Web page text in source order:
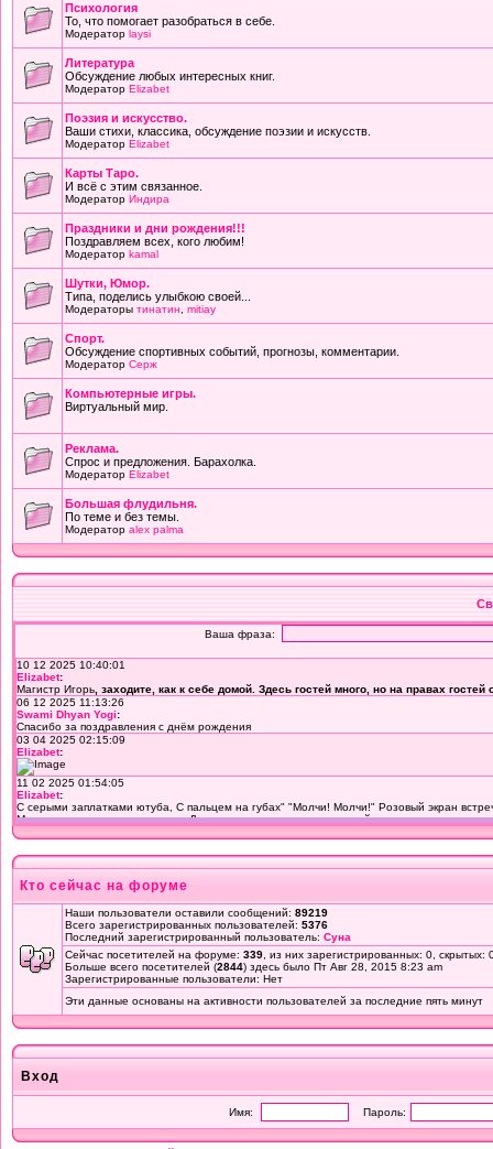
Психология
То, что помогает разобраться в себе.
Модератор laysi
Литература
Обсуждение любых интересных книг.
Модератор Elizabet
Поэзия и искусство.
Ваши стихи, классика, обсуждение поэзии и искусств.
Модератор Elizabet
Карты Таро.
И всё с этим связанное.
Модератор Индира
Праздники и дни рождения!!!
Поздравляем всех, кого любим!
Модератор kamal
Шутки, Юмор.
Типа, поделись улыбкою своей...
Модераторы тинатин mitiay
Cпорт.
Обсуждение спортивных событий, прогнозы, комментарии.
Модератор Серж
Компьютерные игры.
Виртуальный мир.
Реклама.
Спрос и предложения. Барахолка.
Модератор Elizabet
Большая флудильня.
По теме и без темы.
Модератор alex palma
Кто сейчас на форуме
Наши пользователи оставили сообщений: 89219
Всего зарегистрированных пользователей: 5376
Последний зарегистрированный пользователь: Суна
Сейчас посетителей на форуме: 339 , из них зарегистрированных: 0,
Больше всего посетителей (2844) здесь было Пт Авг 28, 2015 8:23 am
Зарегистрированные пользователи: Нет
Эти данные основаны на активности пользователей за последние пять минут
Вход
Имя: Пароль: